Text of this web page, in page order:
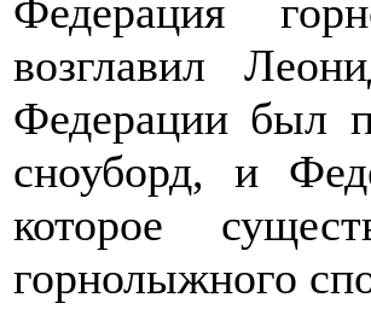
Федерация
возглавил
Федерации был
сноуборд, и
которое
горнолыжного